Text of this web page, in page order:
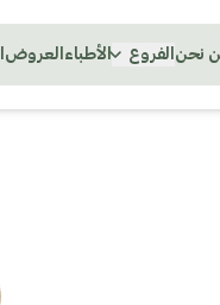
نحن الفروع الأطباء العروض